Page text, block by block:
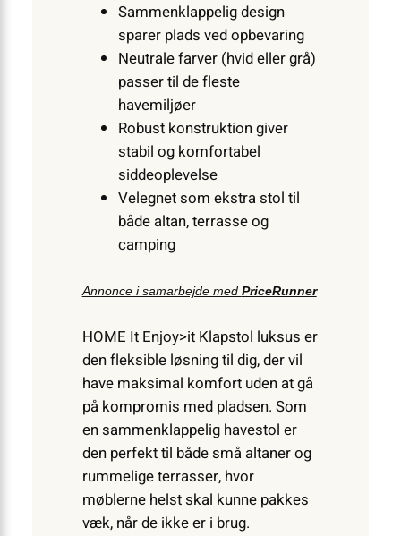
Sammenklappelig design
sparer plads ved opbevaring
Neutrale farver (hvid eller grå)
passer til de fleste
havemiljøer
Robust konstruktion giver
stabil og komfortabel
siddeoplevelse
Velegnet som ekstra stol til
både altan, terrasse og
camping
Annonce i samarbejde med PriceRunner
HOME It Enjoy>it Klapstol luksus er
den fleksible løsning til dig, der vil
have maksimal komfort uden at gå
på kompromis med pladsen. Som
en sammenklappelig havestol er
den perfekt til både små altaner og
rummelige terrasser, hvor
møblerne helst skal kunne pakkes
væk, når de ikke er i brug.